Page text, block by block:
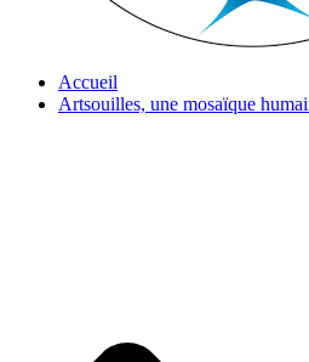
Accueil
Artsouilles, une mosaïque